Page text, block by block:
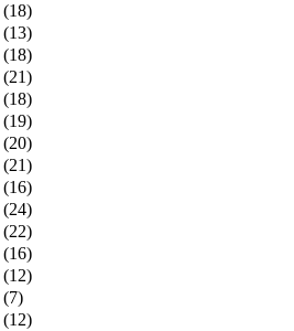
(18)
(13)
(18)
(21)
(18)
(19)
(20)
(21)
(16)
(24)
(22)
(16)
(12)
(7)
(12)